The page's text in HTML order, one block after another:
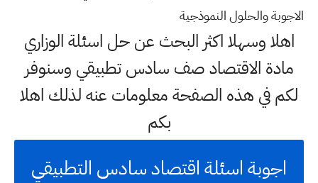
الاجوبة والحلول النموذجية
اهلا وسهلا اكثر البحث عن حل اسئلة الوزاري
مادة الاقتصاد صف سادس تطبيقي وسنوفر
لكم في هذه الصفحة معلومات عنه لذلك اهلا
بكم
اجوبة اسئلة اقتصاد سادس التطبيقي